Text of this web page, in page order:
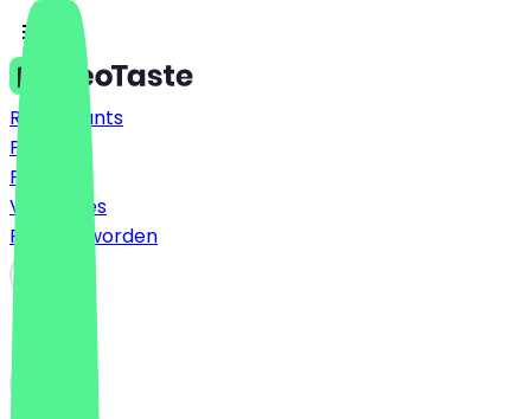
Restaurants
Prijzen
FAQ
Vacatures
Partner worden